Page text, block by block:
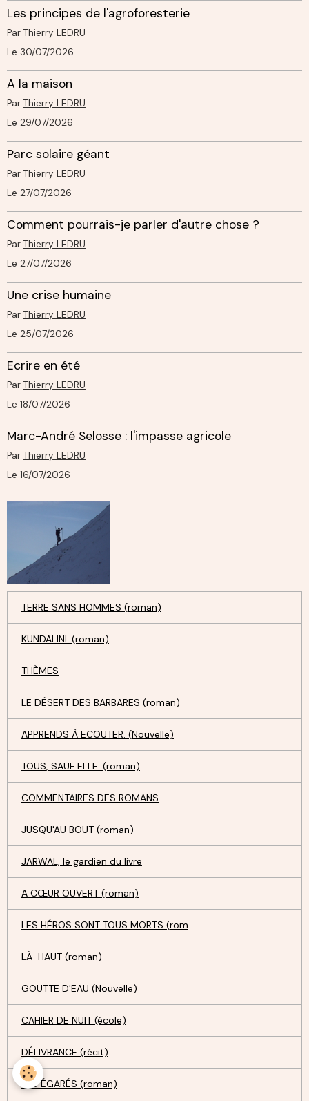
Les principes de l'agroforesterie
Par Thierry LEDRU
Le 30/07/2026
A la maison
Par Thierry LEDRU
Le 29/07/2026
Parc solaire géant
Par Thierry LEDRU
Le 27/07/2026
Comment pourrais-je parler d'autre chose ?
Par Thierry LEDRU
Le 27/07/2026
Une crise humaine
Par Thierry LEDRU
Le 25/07/2026
Ecrire en été
Par Thierry LEDRU
Le 18/07/2026
Marc-André Selosse : l'impasse agricole
Par Thierry LEDRU
Le 16/07/2026
TERRE SANS HOMMES (roman)
KUNDALINI. (roman)
THÈMES
LE DÉSERT DES BARBARES (roman)
APPRENDS À ECOUTER. (Nouvelle)
TOUS, SAUF ELLE. (roman)
COMMENTAIRES DES ROMANS
JUSQU'AU BOUT (roman)
JARWAL, le gardien du livre
A CŒUR OUVERT (roman)
LES HÉROS SONT TOUS MORTS (rom
LÀ-HAUT (roman)
GOUTTE D'EAU (Nouvelle)
CAHIER DE NUIT (école)
DÉLIVRANCE (récit)
LES ÉGARÉS (roman)